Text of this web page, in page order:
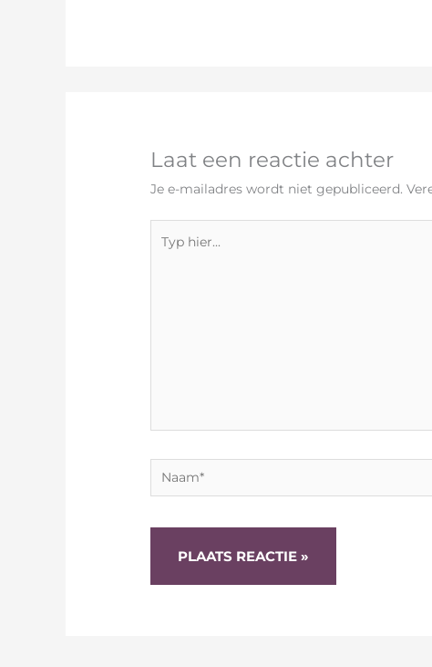
Laat een reactie achter
Je e-mailadres wordt niet gepubliceerd.
hier...
Naam*